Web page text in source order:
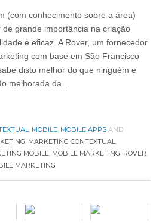
(com conhecimento sobre a área)
grande importância na criação
e eficaz. A Rover, um fornecedor
com base em São Francisco
disto melhor do que ninguém e
melhorada da…
, MOBILE, MOBILE APPS AND
, MARKETING CONTEXTUAL,
MOBILE, MOBILE MARKETING, ROVER,
MARKETING